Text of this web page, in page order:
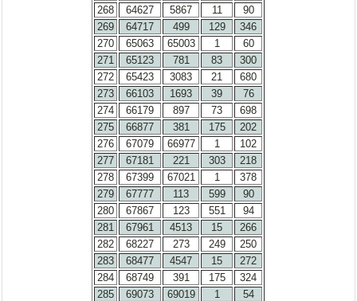
268
64627 5867 11
90
269
64717 499 129
346
270
65063 65003 1
60
271
65123 781 83
300
272
65423 3083 21
680
273
66103 1693 39
76
274
66179 897 73
698
275
66877 381 175
202
276
67079 66977 1
102
277
67181 221 303
218
278
67399 67021 1
378
279
67777 113 599
90
280
67867 123 551
94
281
67961 4513 15
266
282
68227 273 249
250
283
68477 4547 15
272
284
68749 391 175
324
285
69073 69019 1
54